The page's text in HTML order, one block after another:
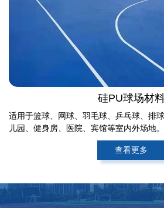
硅PU球场材
适用于篮球、网球、羽毛球、乒乓球、排
儿园、健身房、医院、宾馆等室内外场地。
查看更多